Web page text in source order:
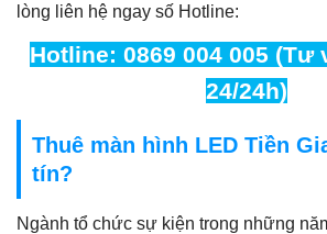
lòng liên hệ ngay số Hotline:
Hotline: 0869 004 005 (Tư
24/24h)
Thuê màn hình LED Tiền
tín?
Ngành tổ chức sự kiện trong những